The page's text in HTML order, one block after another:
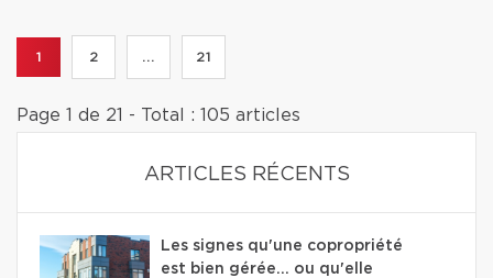
1 2 ... 21
Page 1 de 21 - Total : 105 articles
ARTICLES RÉCENTS
Les signes qu'une copropriété
est bien gérée… ou qu'elle